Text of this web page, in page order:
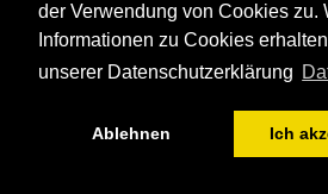
der Verwendung von Cookies zu.
Informationen zu Cookies
unserer Datenschutzerklärung
Ablehnen Ich